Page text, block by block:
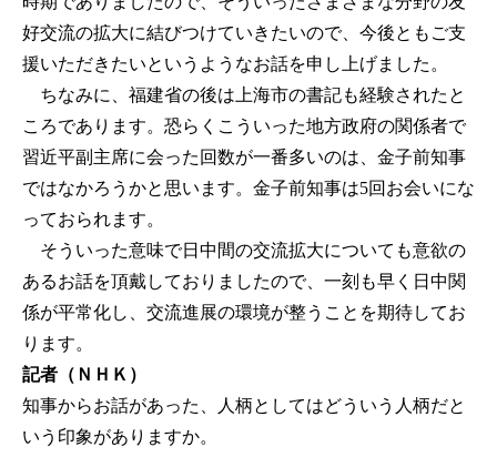
好交流の拡大に結びつけていきたいので、今後ともご支
援いただきたいというようなお話を申し上げました。
ちなみに、福建省の後は上海市の書記も経験されたと
ころであります。恐らくこういった地方政府の関係者で
習近平副主席に会った回数が一番多いのは、金子前知事
ではなかろうかと思います。金子前知事は5回お会いにな
っておられます。
そういった意味で日中間の交流拡大についても意欲の
あるお話を頂戴しておりましたので、一刻も早く日中関
係が平常化し、交流進展の環境が整うことを期待してお
ります。
記者（ＮＨＫ）
知事からお話があった、人柄としてはどういう人柄だと
いう印象がありますか。